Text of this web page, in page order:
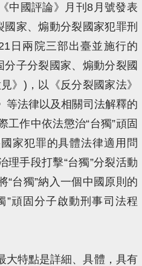
中國評論》月刊8月號發表
國家、煽動分裂國家犯罪刑
日兩院三部出臺並施行的
分子分裂國家、煽動分裂國
》)，以《反分裂國家法》
等法律以及相關司法解釋的
工作中依法懲治“台獨”頑固
家犯罪的具體法律適用問
理手段打擊“台獨”分裂活動
“台獨”納入一個中國原則的
”頑固分子啟動刑事司法程
大特點是詳細、具體，具有